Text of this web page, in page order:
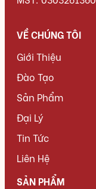
VỀ CHÚNG TÔI
Giới Thiệu
Đào Tạo
Sản Phẩm
Đại Lý
Tin Tức
Liên Hệ
SẢN PHẨM